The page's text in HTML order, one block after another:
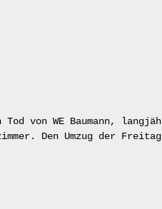
von WE Baumann,
Den Umzug der